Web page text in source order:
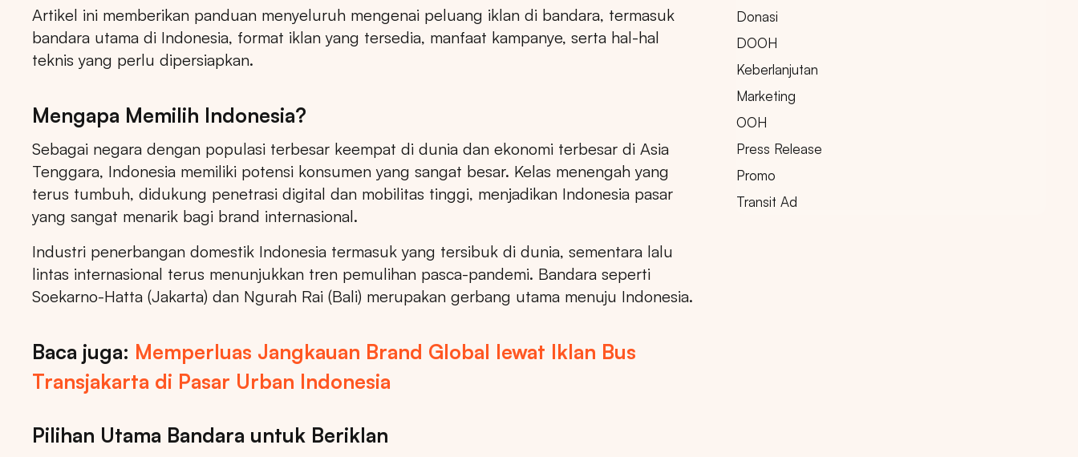
Artikel ini memberikan panduan menyeluruh mengenai peluang iklan di bandara, termasuk
bandara utama di Indonesia, format iklan yang tersedia, manfaat kampanye, serta hal-hal
teknis yang perlu dipersiapkan.
Mengapa Memilih Indonesia?
Sebagai negara dengan populasi terbesar keempat di dunia dan ekonomi terbesar di Asia
Tenggara, Indonesia memiliki potensi konsumen yang sangat besar. Kelas menengah yang
terus tumbuh, didukung penetrasi digital dan mobilitas tinggi, menjadikan Indonesia pasar
yang sangat menarik bagi brand internasional.
Industri penerbangan domestik Indonesia termasuk yang tersibuk di dunia, sementara lalu
lintas internasional terus menunjukkan tren pemulihan pasca-pandemi. Bandara seperti
Soekarno-Hatta (Jakarta) dan Ngurah Rai (Bali) merupakan gerbang utama menuju Indonesia.
Baca juga: Memperluas Jangkauan Brand Global lewat Iklan Bus
Transjakarta di Pasar Urban Indonesia
Pilihan Utama Bandara untuk Beriklan
Donasi
DOOH
Keberlanjutan
Marketing
OOH
Press Release
Promo
Transit Ad